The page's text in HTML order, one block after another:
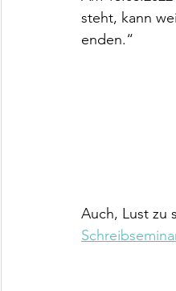
steht, kann
enden.“
Auch, Lust zu